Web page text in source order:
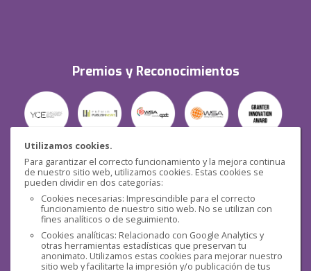
Utilizamos cookies.
Para garantizar el correcto funcionamiento y la mejora continua
de nuestro sitio web, utilizamos cookies. Estas cookies se
pueden dividir en dos categorías:
Cookies necesarias: Imprescindible para el correcto
funcionamiento de nuestro sitio web. No se utilizan con
fines analíticos o de seguimiento.
Cookies analíticas: Relacionado con Google Analytics y
otras herramientas estadísticas que preservan tu
anonimato. Utilizamos estas cookies para mejorar nuestro
sitio web y facilitarte la impresión y/o publicación de tus
Premios y Reconocimientos
Seguridad
Redes sociales